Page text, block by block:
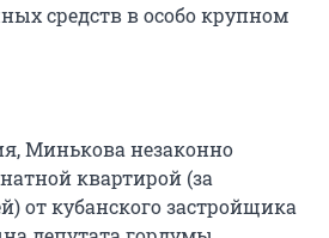
средств в особо крупном
Минькова незаконно
квартирой (за
от кубанского застройщика